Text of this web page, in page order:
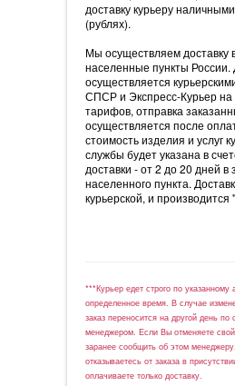
доставку курьеру
(рублях).
Мы осуществляем доставку
населенные пункты России.
осуществляется
СПСР и Экспресс-Курьер на
тарифов, отправка
осуществляется после
стоимость изделия и услуг
службы будет указана в
доставки - от 2 до 20 дней в
населенного пункта.
курьерской, и производится
***Курьер едет строго по указанному
определенное время. В случае
заказ переносится на другой день по
менеджером. Если Вы отменяете
заранее сообщить об этом
отказываетесь от заказа в
оплачиваете только доставку.